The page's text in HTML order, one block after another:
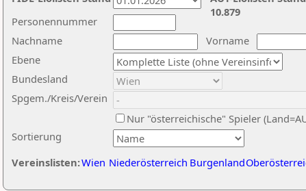
Nachname
Vorname
Ebene
Sortierung
Personennummer
Bundesland
Spgem./Kreis/Verein
Nur "österreichische" Spieler
Vereinslisten:Wien Niederösterreich Burgenland
10.879